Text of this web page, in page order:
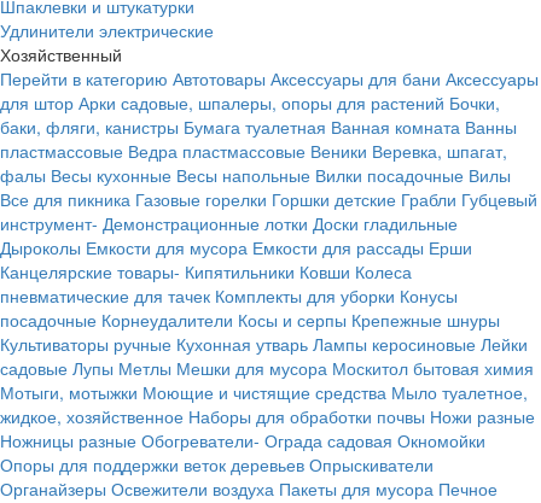
Шпаклевки и штукатурки
Удлинители электрические
Хозяйственный
Перейти в категорию Автотовары Аксессуары для бани Аксессуары
для штор Арки садовые, шпалеры, опоры для растений Бочки,
баки, фляги, канистры Бумага туалетная Ванная комната Ванны
пластмассовые Ведра пластмассовые Веники Веревка, шпагат,
фалы Весы кухонные Весы напольные Вилки посадочные Вилы
Все для пикника Газовые горелки Горшки детские Грабли Губцевый
инструмент- Демонстрационные лотки Доски гладильные
Дыроколы Емкости для мусора Емкости для рассады Ерши
Канцелярские товары- Кипятильники Ковши Колеса
пневматические для тачек Комплекты для уборки Конусы
посадочные Корнеудалители Косы и серпы Крепежные шнуры
Культиваторы ручные Кухонная утварь Лампы керосиновые Лейки
садовые Лупы Метлы Мешки для мусора Москитол бытовая химия
Мотыги, мотыжки Моющие и чистящие средства Мыло туалетное,
жидкое, хозяйственное Наборы для обработки почвы Ножи разные
Ножницы разные Обогреватели- Ограда садовая Окномойки
Опоры для поддержки веток деревьев Опрыскиватели
Органайзеры Освежители воздуха Пакеты для мусора Печное